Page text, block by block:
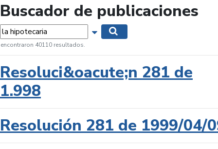
Buscador de publicaciones
Mostrar opciones de búsqueda
encontraron 40110 resultados.
Resoluci&oacute;n 281 de
1.998
Resolución 281 de 1999/04/